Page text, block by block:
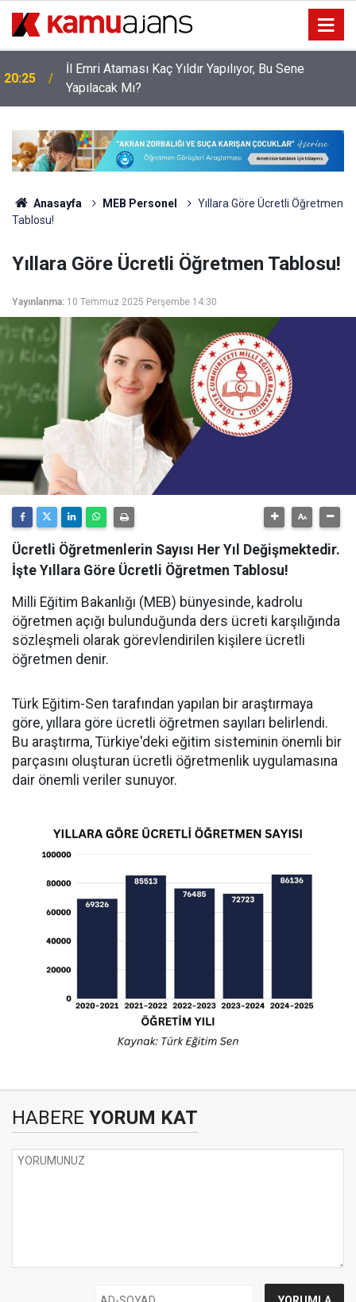
20:25
İl Emri Ataması Kaç Yıldır Yapılıyor, Bu Sene
Yapılacak Mı?
Anasayfa MEB Personel
Yıllara Göre Ücretli Öğretmen
Tablosu!
Yıllara Göre Ücretli Öğretmen Tablosu!
Yayınlanma: 10 Temmuz 2025 Perşembe 14:30
Ücretli Öğretmenlerin Sayısı Her Yıl Değişmektedir.
İşte Yıllara Göre Ücretli Öğretmen Tablosu!
Milli Eğitim Bakanlığı (MEB) bünyesinde, kadrolu
öğretmen açığı bulunduğunda ders ücreti karşılığında
sözleşmeli olarak görevlendirilen kişilere ücretli
öğretmen denir.
Türk Eğitim-Sen tarafından yapılan bir araştırmaya
göre, yıllara göre ücretli öğretmen sayıları belirlendi.
Bu araştırma, Türkiye'deki eğitim sisteminin önemli bir
parçasını oluşturan ücretli öğretmenlik uygulamasına
dair önemli veriler sunuyor.
HABERE YORUM KAT